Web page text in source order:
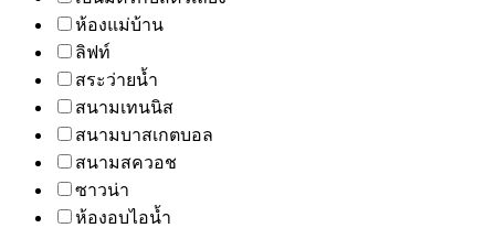
ห้องแม่บ้าน
ลิฟท์
สระว่ายน้ำ
สนามเทนนิส
สนามบาสเกตบอล
สนามสควอช
ซาวน่า
ห้องอบไอน้ำ